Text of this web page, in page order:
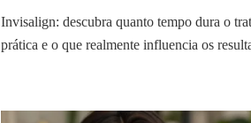
Invisalign: descubra quanto tempo dura o
prática e o que realmente influencia os